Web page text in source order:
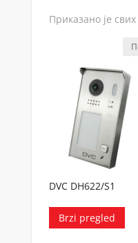
Приказано је
DVC DH622/S1
Brzi pregled